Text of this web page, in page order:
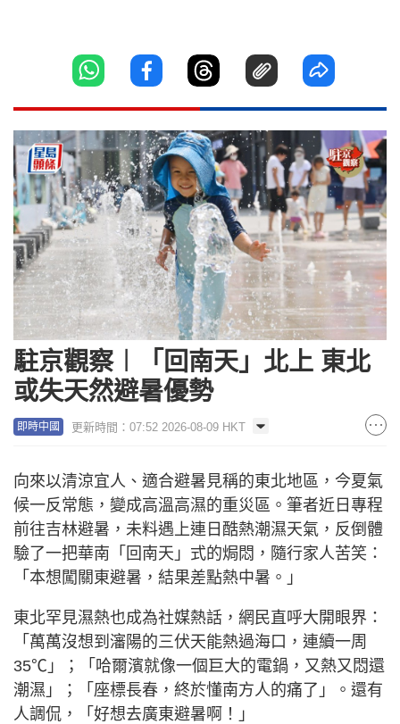
駐京觀察︱「回南天」北上 東北
或失天然避暑優勢
即時中國 更新時間：07:52 2026-08-09 HKT
向來以清涼宜人、適合避暑見稱的東北地區，今夏氣
候一反常態，變成高溫高濕的重災區。筆者近日專程
前往吉林避暑，未料遇上連日酷熱潮濕天氣，反倒體
驗了一把華南「回南天」式的焗悶，隨行家人苦笑：
「本想闖關東避暑，結果差點熱中暑。」
東北罕見濕熱也成為社媒熱話，網民直呼大開眼界：
「萬萬沒想到瀋陽的三伏天能熱過海口，連續一周
35℃」；「哈爾濱就像一個巨大的電鍋，又熱又悶還
潮濕」；「座標長春，終於懂南方人的痛了」。還有
人調侃，「好想去廣東避暑啊！」